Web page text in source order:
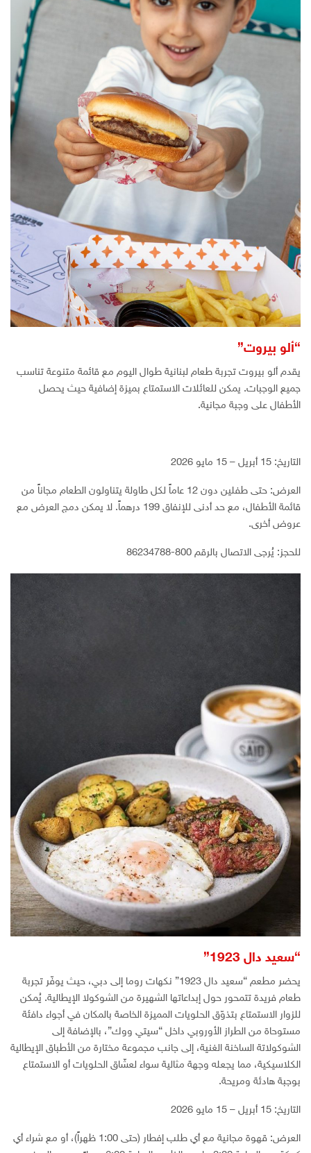
“ألو بيروت”
يقدم ألو بيروت تجربة طعام لبنانية طوال اليوم مع قائمة متنوعة تناسب
جميع الوجبات. يمكن للعائلات الاستمتاع بميزة إضافية حيث يحصل
الأطفال على وجبة مجانية.
التاريخ: 15 أبريل – 15 مايو 2026
العرض: حتى طفلين دون 12 عاماً لكل طاولة يتناولون الطعام مجاناً من
قائمة الأطفال، مع حد أدنى للإنفاق 199 درهماً. لا يمكن دمج العرض مع
عروض أخرى.
للحجز: يُرجى الاتصال بالرقم 800-86234788
“سعيد دال 1923”
يحضر مطعم “سعيد دال 1923” نكهات روما إلى دبي، حيث يوفّر تجربة
طعام فريدة تتمحور حول إبداعاتها الشهيرة من الشوكولا الإيطالية. يُمكن
للزوار الاستمتاع بتذوّق الحلويات المميزة الخاصة بالمكان في أجواء دافئة
مستوحاة من الطراز الأوروبي داخل “سيتي ووك”، بالإضافة إلى
الشوكولاتة الساخنة الغنية، إلى جانب مجموعة مختارة من الأطباق الإيطالية
الكلاسيكية، مما يجعله وجهة مثالية سواء لعشّاق الحلويات أو الاستمتاع
بوجبة هادئة ومريحة.
التاريخ: 15 أبريل – 15 مايو 2026
العرض: قهوة مجانية مع أي طلب إفطار (حتى 1:00 ظهراً)، أو مع شراء أي